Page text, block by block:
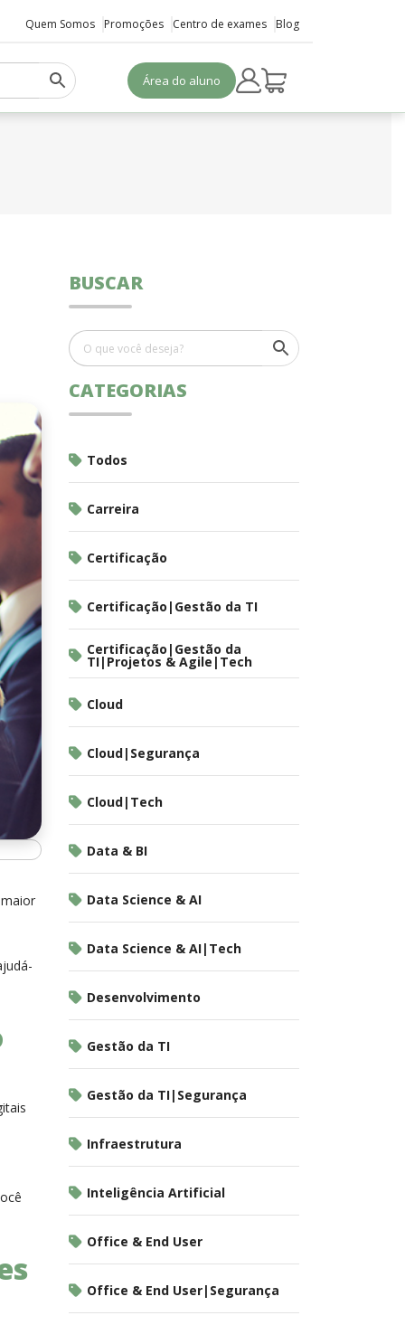
Área do aluno
Quem Somos Promoções Centro de exames Blog
BUSCAR
CATEGORIAS
Todos
Carreira
Certificação
Certificação|Gestão da TI
Certificação|Gestão da
TI|Projetos & Agile|Tech
Cloud
Cloud|Segurança
Cloud|Tech
Data & BI
Data Science & AI
Data Science & AI|Tech
Desenvolvimento
Gestão da TI
Gestão da TI|Segurança
Infraestrutura
Inteligência Artificial
Office & End User
Office & End User|Segurança